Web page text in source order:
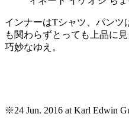
インナーはTシャツ、パンツ
も関わらずとっても上品に
巧妙なゆえ。
※24 Jun. 2016 at Karl Edwin